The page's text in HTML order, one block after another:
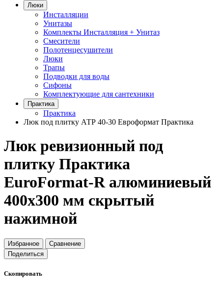
Люки
Инсталляции
Унитазы
Комплекты Инсталляция + Унитаз
Смесители
Полотенцесушители
Люки
Трапы
Подводки для воды
Сифоны
Комплектующие для сантехники
Практика
Практика
Люк под плитку АТР 40-30 Евроформат Практика
Люк ревизионный под
плитку Практика
EuroFormat-R алюминиевый
400x300 мм скрытый
нажимной
Избранное
Сравнение
Поделиться
Скопировать